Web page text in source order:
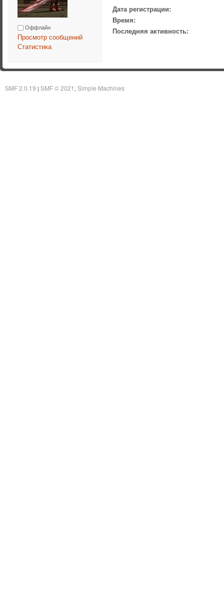
Оффлайн
Просмотр сообщений
Статистика
Дата регистрации:
Время:
Последняя активность:
SMF 2.0.19 | SMF © 2021 Simple Machines